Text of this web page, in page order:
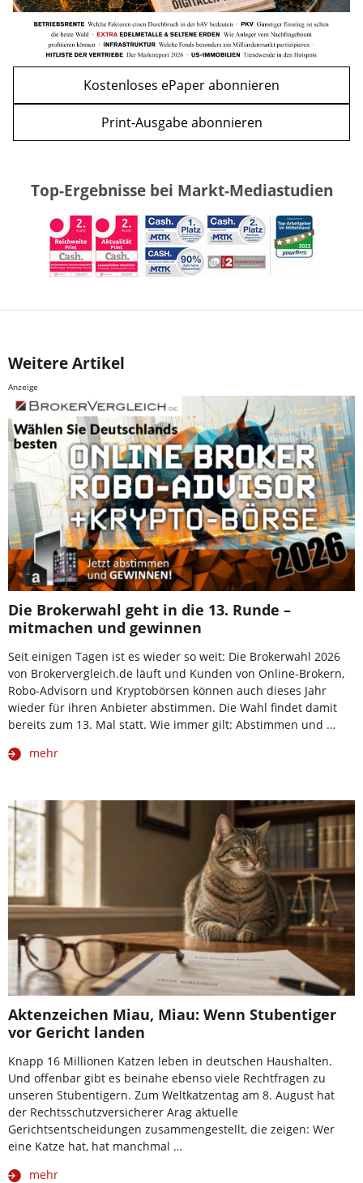
Kostenloses ePaper abonnieren
Print-Ausgabe abonnieren
Top-Ergebnisse bei Markt-Mediastudien
Weitere Artikel
Anzeige
Die Brokerwahl geht in die 13. Runde –
mitmachen und gewinnen
Seit einigen Tagen ist es wieder so weit: Die Brokerwahl 2026
von Brokervergleich.de läuft und Kunden von Online-Brokern,
Robo-Advisorn und Kryptobörsen können auch dieses Jahr
wieder für ihren Anbieter abstimmen. Die Wahl findet damit
bereits zum 13. Mal statt. Wie immer gilt: Abstimmen und …
mehr
Aktenzeichen Miau, Miau: Wenn Stubentiger
vor Gericht landen
Knapp 16 Millionen Katzen leben in deutschen Haushalten.
Und offenbar gibt es beinahe ebenso viele Rechtfragen zu
unseren Stubentigern. Zum Weltkatzentag am 8. August hat
der Rechtsschutzversicherer Arag aktuelle
Gerichtsentscheidungen zusammengestellt, die zeigen: Wer
eine Katze hat, hat manchmal …
mehr